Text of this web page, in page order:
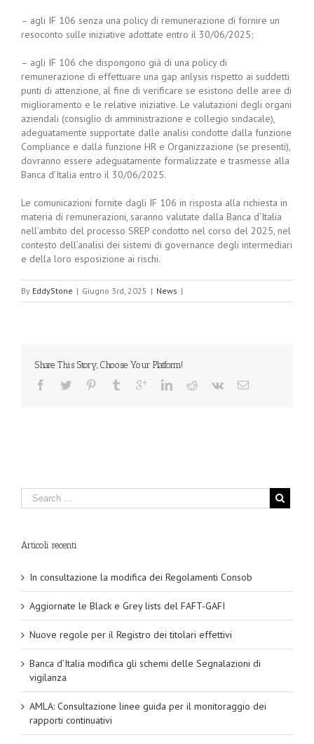
– agli IF 106 senza una policy di remunerazione di fornire un
resoconto sulle iniziative adottate entro il 30/06/2025;
– agli IF 106 che dispongono già di una policy di
remunerazione di effettuare una gap anlysis rispetto ai suddetti
punti di attenzione, al fine di verificare se esistono delle aree di
miglioramento e le relative iniziative. Le valutazioni degli organi
aziendali (consiglio di amministrazione e collegio sindacale),
adeguatamente supportate dalle analisi condotte dalla funzione
Compliance e dalla funzione HR e Organizzazione (se presenti),
dovranno essere adeguatamente formalizzate e trasmesse alla
Banca d’Italia entro il 30/06/2025.
Le comunicazioni fornite dagli IF 106 in risposta alla richiesta in
materia di remunerazioni, saranno valutate dalla Banca d’Italia
nell’ambito del processo SREP condotto nel corso del 2025, nel
contesto dell’analisi dei sistemi di governance degli intermediari
e della loro esposizione ai rischi.
By EddyStone | Giugno 3rd, 2025 | News |
Share This Story, Choose Your Platform!
Articoli recenti
In consultazione la modifica dei Regolamenti Consob
Aggiornate le Black e Grey lists del FAFT-GAFI
Nuove regole per il Registro dei titolari effettivi
Banca d’Italia modifica gli schemi delle Segnalazioni di
vigilanza
AMLA: Consultazione linee guida per il monitoraggio dei
rapporti continuativi